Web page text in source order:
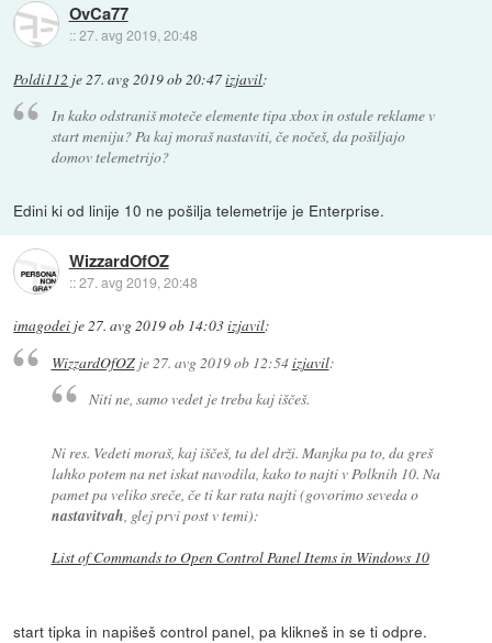
OvCa77
::27. avg 2019, 20:48
Poldi112 je27. avg 2019 ob 20:47izjavil:
In kako odstraniš moteče elemente tipa xbox in ostale reklame v
start meniju? Pa kaj moraš nastaviti, če nočeš, da pošiljajo
domov telemetrijo?
Edini ki od linije 10 ne pošilja telemetrije je Enterprise.
WizzardOfOZ
::27. avg 2019, 20:48
imagodei je27. avg 2019 ob 14:03izjavil:
WizzardOfOZje27. avg 2019 ob 12:54izjavil:
Niti ne, samo vedet je treba kaj iščeš.
Ni res. Vedeti moraš, kaj iščeš, ta del drži. Manjka pa to, da greš
lahko potem na net iskat navodila, kako to najti v Polknih 10. Na
pamet pa veliko sreče, če ti kar rata najti (govorimo seveda o
nastavitvah , glej prvi post v temi):
List of Commands to Open Control Panel Items in Windows 10
start tipka in napišeš control panel, pa klikneš in se ti odpre.